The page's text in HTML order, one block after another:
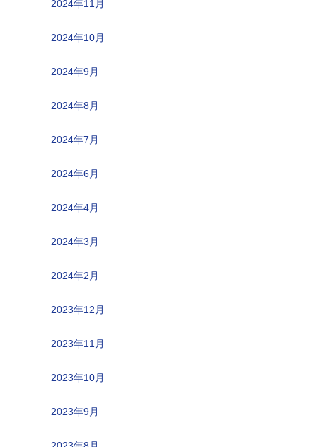
2024年11月
2024年10月
2024年9月
2024年8月
2024年7月
2024年6月
2024年4月
2024年3月
2024年2月
2023年12月
2023年11月
2023年10月
2023年9月